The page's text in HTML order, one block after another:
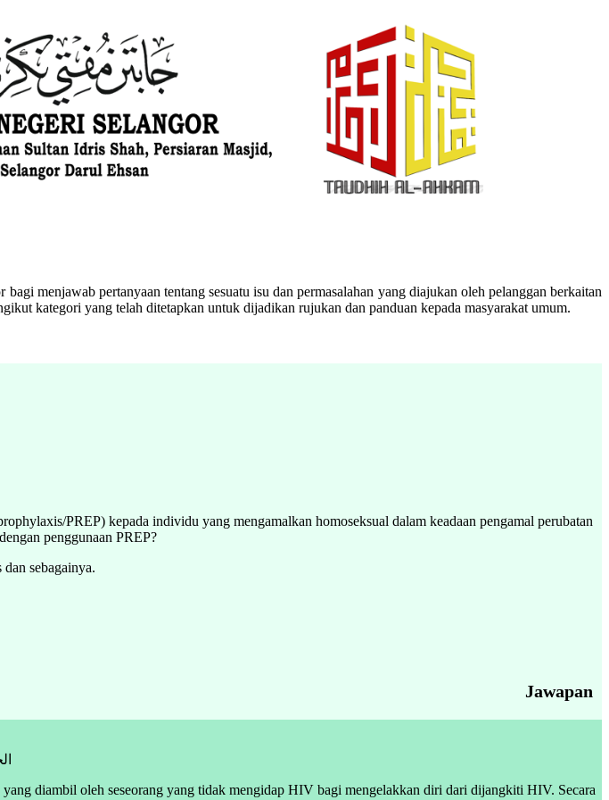
menjawab pertanyaan tentang sesuatu isu dan permasalahan yang diajukan oleh pelanggan berkaitan
kategori yang telah ditetapkan untuk dijadikan rujukan dan panduan kepada masyarakat umum.
PREP) kepada individu yang mengamalkan homoseksual dalam keadaan pengamal perubatan
penggunaan PREP?
sebagainya.
Jawapan
diambil oleh seseorang yang tidak mengidap HIV bagi mengelakkan diri dari dijangkiti HIV. Secara